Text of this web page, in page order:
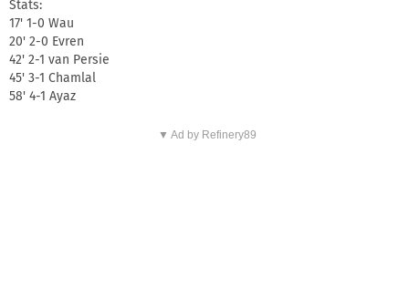
Stats:
17' 1-0 Wau
20' 2-0 Evren
42' 2-1 van Persie
45' 3-1 Chamlal
58' 4-1 Ayaz
▼ Ad by Refinery89